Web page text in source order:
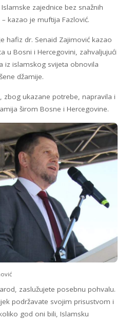
zajednice bez snažnih
kazao je muftija Fazlović.
hafiz dr. Senaid Zajimović kazao
u Bosni i Hercegovini, zahvaljujući
iz islamskog svijeta obnovila
džamije.
zbog ukazane potrebe, napravila i
širom Bosne i Hercegovine.
zaslužujete posebnu pohvalu.
podržavate svojim prisustvom i
god oni bili, Islamsku